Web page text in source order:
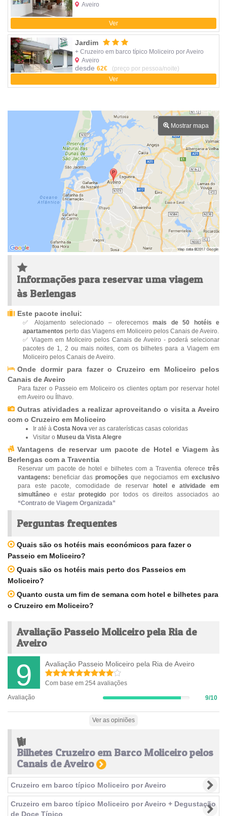
Aveiro
Ver
Jardim
+ Cruzeiro em barco típico Moliceiro por Aveiro
Aveiro
desde 62€
(preço por pessoa/noite)
Ver
Mostrar mapa
Informações para reservar uma viagem
às Berlengas
Este pacote inclui:
✅ Alojamento selecionado – oferecemosmais de 50 hotéis e
apartamentos perto das Viagens em Moliceiro pelos Canais de Aveiro.
✅ Viagem em Moliceiro pelos Canais de Aveiro - poderá selecionar
pacotes de 1, 2 ou mais noites, com os bilhetes para a Viagem em
Moliceiro pelos Canais de Aveiro.
Onde dormir para fazer o Cruzeiro em Moliceiro pelos
Canais de Aveiro
Para fazer o Passeio em Moliceiro os clientes optam por reservar hotel
em Aveiro ou Ílhavo.
Outras atividades a realizar aproveitando o visita a Aveiro
com o Cruzeiro em Moliceiro
Ir até à Costa Nova ver as caraterísticas casas coloridas
Visitar o Museu da Vista Alegre
Vantagens de reservar um pacote de Hotel e Viagem às
Berlengas com a Traventia
Reservar um pacote de hotel e bilhetes com a Traventia oferece três
vantagens: beneficiar das promoções que negociamos em exclusivo
para este pacote, comodidade de reservar
hotel e atividade em
simultâneo e estarprotegido por todos os direitos associados ao
“Contrato de Viagem Organizada”
Perguntas frequentes
Quais são os hotéis mais económicos para fazer o
Passeio em Moliceiro?
Quais são os hotéis mais perto dos Passeios em
Moliceiro?
Quanto custa um fim de semana com hotel e bilhetes para
o Cruzeiro em Moliceiro?
Avaliação Passeio Moliceiro pela Ria de
Aveiro
9 Avaliação Passeio Moliceiro pela Ria de Aveiro
Com base em 254 avaliações
Avaliação
9%
9/10
Ver as opiniões
Bilhetes Cruzeiro em Barco Moliceiro pelos
Canais de Aveiro
Cruzeiro em barco típico Moliceiro por Aveiro
Cruzeiro em barco típico Moliceiro por Aveiro + Degustação
de Doce Típico